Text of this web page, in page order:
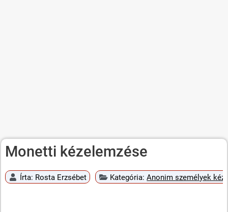
Monetti kézelemzése
Írta: Rosta Erzsébet Kategória:Anonim személyek